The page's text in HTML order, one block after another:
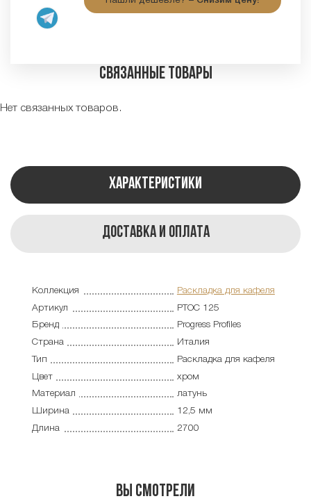
Связанные товары
Нет связанных товаров.
Характеристики
Доставка и оплата
Коллекция
Раскладка для кафеля
Артикул
PTOC 125
Бренд
Progress Profiles
Страна
Италия
Тип
Раскладка для кафеля
Цвет
хром
Материал
латунь
Ширина
12,5 мм
Длина
2700
Вы смотрели